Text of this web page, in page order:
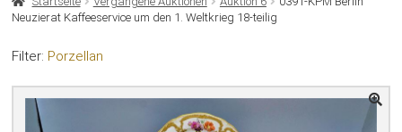
VERGANGENE AUKTIONEN
Neuzierat Kaffeeservice um den 1. Weltkrieg 18-teilig
Filter: Porzellan